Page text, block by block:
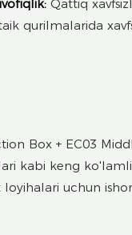
Qattiq
qurilmalarida
Box + EC03
kabi keng
uchun